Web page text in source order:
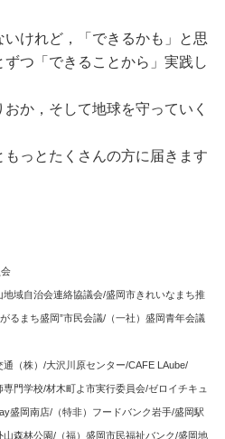
いけれど，「できるかも」と思
つ「できることから」実践し
か，そして地球を守っていく
っとたくさんの方に届きます
地域自治会連絡協議会/盛岡市きれいなまち推
るまち盛岡”市民会議/（一社）盛岡青年会議
（株）/大沢川原センター/CAFE LAube/
門学校/材木町よ市実行委員会/ゼロイチキュ
盛岡南店/（特非）フードバンク岩手/盛岡駅
山森林公園/（福）盛岡市民福祉バンク/盛岡地